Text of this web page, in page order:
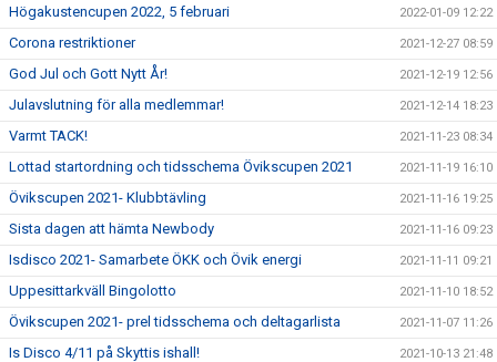
Högakustencupen 2022, 5 februari 2022-01-09 12:22
Corona restriktioner 2021-12-27 08:59
God Jul och Gott Nytt År! 2021-12-19 12:56
Julavslutning för alla medlemmar! 2021-12-14 18:23
Varmt TACK! 2021-11-23 08:34
Lottad startordning och tidsschema Övikscupen 2021 2021-11-19 16:10
Övikscupen 2021- Klubbtävling 2021-11-16 19:25
Sista dagen att hämta Newbody 2021-11-16 09:23
Isdisco 2021- Samarbete ÖKK och Övik energi 2021-11-11 09:21
Uppesittarkväll Bingolotto 2021-11-10 18:52
Övikscupen 2021- prel tidsschema och deltagarlista 2021-11-07 11:26
Is Disco 4/11 på Skyttis ishall! 2021-10-13 21:48